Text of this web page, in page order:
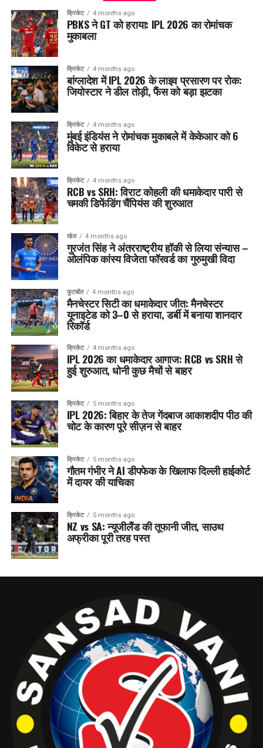
क्रिकेट 4 months ago
PBKS ने GT को हराया: IPL 2026 का रोमांचक
मुकाबला
क्रिकेट 4 months ago
बांग्लादेश में IPL 2026 के लाइव प्रसारण पर रोक:
जियोस्टार ने डील तोड़ी, फैंस को बड़ा झटका
क्रिकेट 4 months ago
मुंबई इंडियंस ने रोमांचक मुकाबले में केकेआर को 6
विकेट से हराया
क्रिकेट 4 months ago
RCB vs SRH: विराट कोहली की धमाकेदार पारी से
चमकी डिफेंडिंग चैंपियंस की शुरुआत
खेल 4 months ago
गुरजंत सिंह ने अंतरराष्ट्रीय हॉकी से लिया संन्यास –
ओलंपिक कांस्य विजेता फॉरवर्ड का गुरुमुखी विदा
फुटबॉल 4 months ago
मैनचेस्टर सिटी का धमाकेदार जीत: मैनचेस्टर
यूनाइटेड को 3–0 से हराया, डर्बी में बनाया शानदार
रिकॉर्ड
क्रिकेट 4 months ago
IPL 2026 का धमाकेदार आगाज: RCB vs SRH से
हुई शुरुआत, धोनी कुछ मैचों से बाहर
क्रिकेट 5 months ago
IPL 2026: बिहार के तेज गेंदबाज आकाशदीप पीठ की
चोट के कारण पूरे सीज़न से बाहर
क्रिकेट 5 months ago
गौतम गंभीर ने AI डीपफेक के खिलाफ दिल्ली हाईकोर्ट
में दायर की याचिका
क्रिकेट 5 months ago
NZ vs SA: न्यूजीलैंड की तूफानी जीत, साउथ
अफ्रीका पूरी तरह पस्त